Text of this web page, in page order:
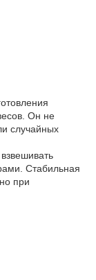
Он не
случайных
Стабильная
при